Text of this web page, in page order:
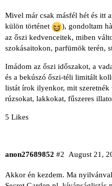
Mivel már csak másfél hét és itt
külön történet
), gondoltam
az őszi kedvenceitek, miben
szokásaitokon, parfümök terén,
Imádom az őszi időszakot, a
és a bekúszó őszi-téli limitált
listát írok ilyenkor, mit
rúzsokat, lakkokat, fűszeres
5 Likes
anon27689852 August 21,
#2
Akkor én kezdem. Ma